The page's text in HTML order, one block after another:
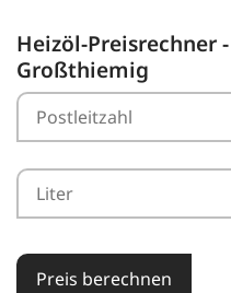
Heizöl-Preisrechner
Großthiemig
Preis berechnen